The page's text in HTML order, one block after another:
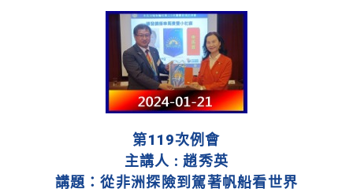
第119次例會
主講人 : 趙秀英
講題：從非洲探險到駕著帆船看世界